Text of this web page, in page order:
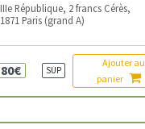
IIIe République, 2 francs Cérès,
1871 Paris (grand A)
80€ SUP
Ajouter au
panier